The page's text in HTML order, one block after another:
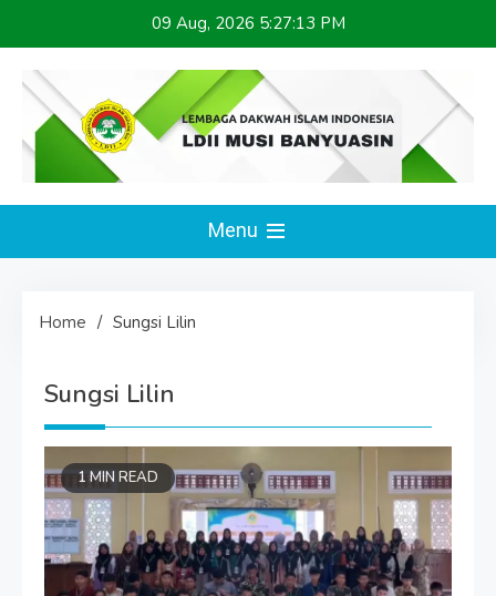
to
content
09 Aug, 2026 5:27:13 PM
LDII MUSI BANYUASIN
Menu
Home Sungsi Lilin
Sungsi Lilin
1 MIN READ